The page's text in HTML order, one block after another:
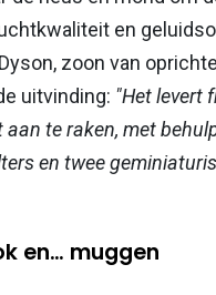
en
zoon van
uitvinding: "Het levert
te raken, met
en twee
en… muggen